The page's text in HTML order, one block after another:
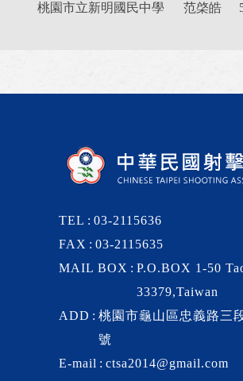
桃園市立新明國民中學
范棨皓
TEL
03-2115636
FAX
03-2115635
MAIL BOX
P.O.BOX 1-50
33379,Taiwan
ADD
桃園市龜山區忠義路三
號
E-mail
ctsa2014@gmail.com